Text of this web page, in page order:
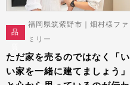
品
福岡県筑紫野市｜畑村様ファ
ミリー
ただ家を売るのではなく「い
い家を一緒に建てましょう」